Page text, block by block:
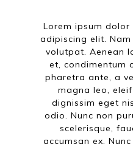
Lorem ipsum
adipiscing elit.
volutpat. Aenean
et, condimentum
pharetra ante, a
magna leo,
dignissim eget
odio. Nunc non
scelerisque,
accumsan ex.